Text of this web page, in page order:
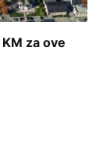
za ove